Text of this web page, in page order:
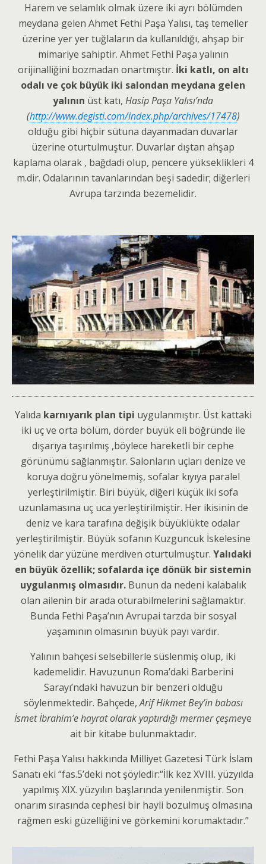
Harem ve selamlık olmak üzere iki ayrı bölümden
meydana gelen Ahmet Fethi Paşa Yalısı, taş temeller
üzerine yer yer tuğlaların da kullanıldığı, ahşap bir
mimariye sahiptir. Ahmet Fethi Paşa yalının
orijinalliğini bozmadan onartmıştır. İki katlı, on altı
odalı ve çok büyük iki salondan meydana gelen
yalının üst katı, Hasip Paşa Yalısı’nda
(http://www.degisti.com/index.php/archives/17478)
olduğu gibi hiçbir sütuna dayanmadan duvarlar
üzerine oturtulmuştur. Duvarlar dıştan ahşap
kaplama olarak , bağdadi olup, pencere yükseklikleri 4
m.dir. Odalarının tavanlarından beşi sadedir; diğerleri
Avrupa tarzında bezemelidir.
Yalıda karnıyarık plan tipi uygulanmıştır. Üst kattaki
iki uç ve orta bölüm, dörder büyük eli böğründe ile
dışarıya taşırılmış ,böylece hareketli bir cephe
görünümü sağlanmıştır. Salonların uçları denize ve
koruya doğru yönelmemiş, sofalar kıyıya paralel
yerleştirilmiştir. Biri büyük, diğeri küçük iki sofa
uzunlamasına uç uca yerleştirilmiştir. Her ikisinin de
deniz ve kara tarafına değişik büyüklükte odalar
yerleştirilmiştir. Büyük sofanın Kuzguncuk İskelesine
yönelik dar yüzüne merdiven oturtulmuştur. Yalıdaki
en büyük özellik; sofalarda içe dönük bir sistemin
uygulanmış olmasıdır. Bunun da nedeni kalabalık
olan ailenin bir arada oturabilmelerini sağlamaktır.
Bunda Fethi Paşa’nın Avrupai tarzda bir sosyal
yaşamının olmasının büyük payı vardır.
Yalının bahçesi selsebillerle süslenmiş olup, iki
kademelidir. Havuzunun Roma’daki Barberini
Sarayı’ndaki havuzun bir benzeri olduğu
söylenmektedir. Bahçede,Arif Hikmet Bey’in babası
İsmet İbrahim’e hayrat olarak yaptırdığı mermer çeşmeye
ait bir kitabe bulunmaktadır.
Fethi Paşa Yalısı hakkında Milliyet Gazetesi Türk İslam
Sanatı eki “fas.5’deki not şöyledir:“İlk kez XVIII. yüzyılda
yapılmış XIX. yüzyılın başlarında yenilenmiştir. Son
onarım sırasında cephesi bir hayli bozulmuş olmasına
rağmen eski güzelliğini ve görkemini korumaktadır.”